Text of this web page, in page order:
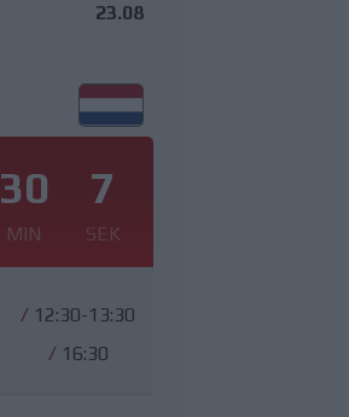
23.08
30
MIN
6
SEK
/ 12:30-13:30
/ 16:30